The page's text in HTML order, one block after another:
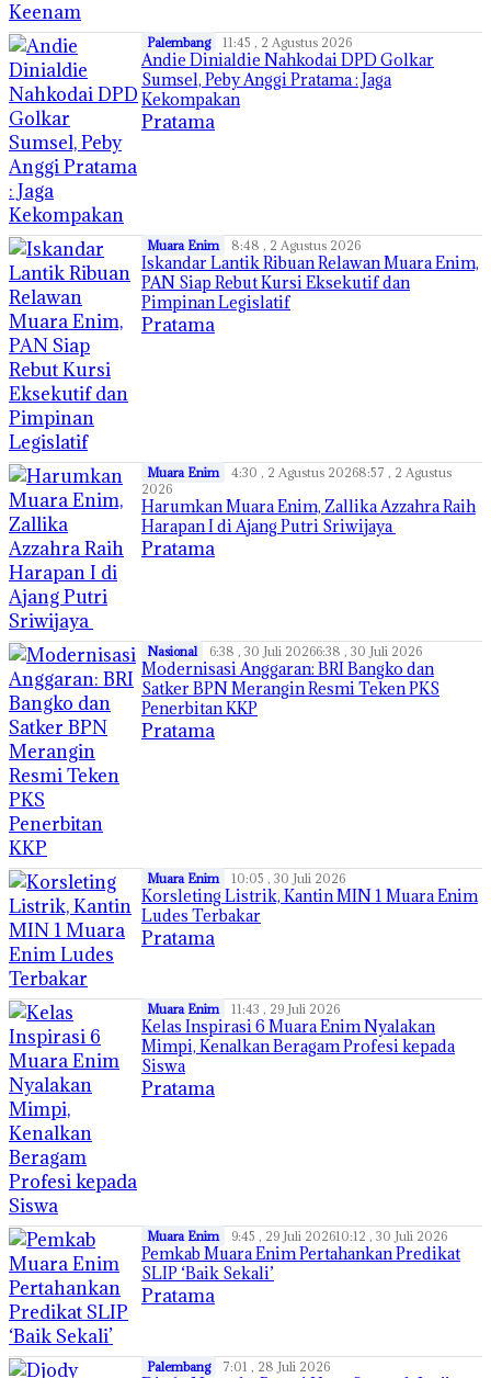
Palembang 11:45 , 2 Agustus 2026
Andie Dinialdie Nahkodai DPD Golkar
Sumsel, Peby Anggi Pratama : Jaga
Kekompakan
Pratama
Muara Enim 8:48 , 2 Agustus 2026
Iskandar Lantik Ribuan Relawan Muara Enim,
PAN Siap Rebut Kursi Eksekutif dan
Pimpinan Legislatif
Pratama
Muara Enim 4:30 , 2 Agustus 20268:57 , 2 Agustus
2026
Harumkan Muara Enim, Zallika Azzahra Raih
Harapan I di Ajang Putri Sriwijaya
Pratama
Nasional 6:38 , 30 Juli 20266:38 , 30 Juli 2026
Modernisasi Anggaran: BRI Bangko dan
Satker BPN Merangin Resmi Teken PKS
Penerbitan KKP
Pratama
Muara Enim 10:05 , 30 Juli 2026
Korsleting Listrik, Kantin MIN 1 Muara Enim
Ludes Terbakar
Pratama
Muara Enim 11:43 , 29 Juli 2026
Kelas Inspirasi 6 Muara Enim Nyalakan
Mimpi, Kenalkan Beragam Profesi kepada
Siswa
Pratama
Muara Enim 9:45 , 29 Juli 202610:12 , 30 Juli 2026
Pemkab Muara Enim Pertahankan Predikat
SLIP ‘Baik Sekali’
Pratama
Palembang 7:01 , 28 Juli 2026